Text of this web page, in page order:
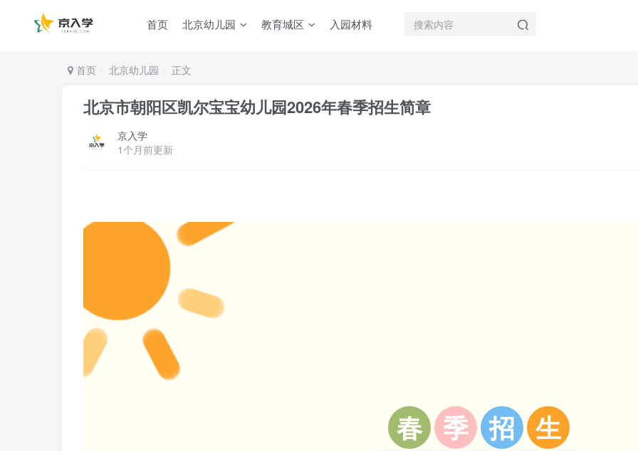
首页 北京幼儿园 教育城区 入园材料
首页 北京幼儿园 正文
北京市朝阳区凯尔宝宝幼儿园2026年春季招生简章
京入学
1个月前更新
春 季 招 生